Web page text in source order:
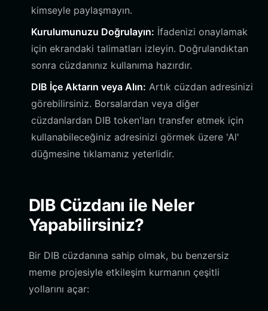
kimseyle paylaşmayın.
Kurulumunuzu Doğrulayın: İfadenizi onaylamak
için ekrandaki talimatları izleyin. Doğrulandıktan
sonra cüzdanınız kullanıma hazırdır.
DIB İçe Aktarın veya Alın: Artık cüzdan adresinizi
görebilirsiniz. Borsalardan veya diğer
cüzdanlardan DIB token'ları transfer etmek için
kullanabileceğiniz adresinizi görmek üzere 'Al'
düğmesine tıklamanız yeterlidir.
DIB Cüzdanı ile Neler
Yapabilirsiniz?
Bir DIB cüzdanına sahip olmak, bu benzersiz
meme projesiyle etkileşim kurmanın çeşitli
yollarını açar: